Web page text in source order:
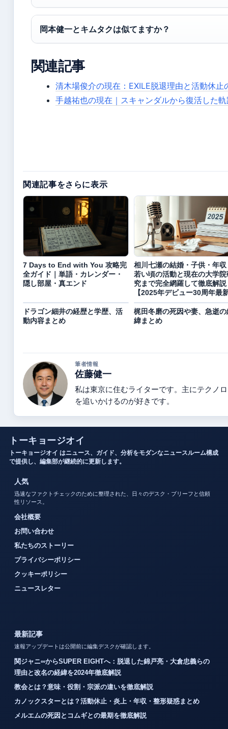
岡本健一とキムタクは似てますか？
関連記事
清木場俊介の現在：EXILE脱退理由と活動休止
手越祐也の現在｜スキャンダルから復活した
関連記事をさらに表示
7 Days to End with You 攻略完
全ガイド｜単語・カレンダー・
隠し部屋・真エンド
相川七瀬の結婚・子供・年収
若い頃の活動と現在の大学院
究まで完全網羅して徹底解説
【2025年デビュー30周年最
ドラゴン細井の経歴と学歴、活
動内容まとめ
梶田冬磨の死因や妻、急逝の
緯まとめ
筆者情報
佐藤健一
私は東京に住むライターです。主にテクノ
を追いかけるのが好きです。
トーキョージオイ
トーキョージオイ はニュース、ガイド、分析をモダンなニュースルーム構成
で提供し、編集部が継続的に更新します。
人気
迅速なファクトチェックのために整理された、日々のデスク・ブリーフと信頼
性リソース。
会社概要
お問い合わせ
私たちのストーリー
プライバシーポリシー
クッキーポリシー
ニュースレター
最新記事
速報アップデートは公開前に編集デスクが確認します。
関ジャニ∞からSUPER EIGHTへ：脱退した錦戸亮・大倉忠義らの
理由と改名の経緯を2024年徹底解説
教会とは？意味・役割・宗派の違いを徹底解説
カノックスターとは？活動休止・炎上・年収・整形疑惑まとめ
メルエムの死因とコムギとの最期を徹底解説